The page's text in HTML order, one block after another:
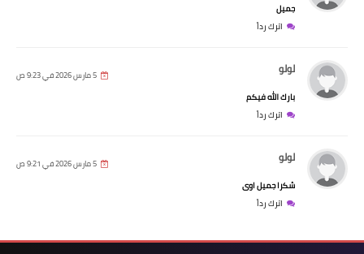
جميل
اترك رداً
لولو 5 مارس 2026 في 9:23 ص
بارك الله فيكم
اترك رداً
لولو 5 مارس 2026 في 9:21 ص
شكرا جميل اوى
اترك رداً